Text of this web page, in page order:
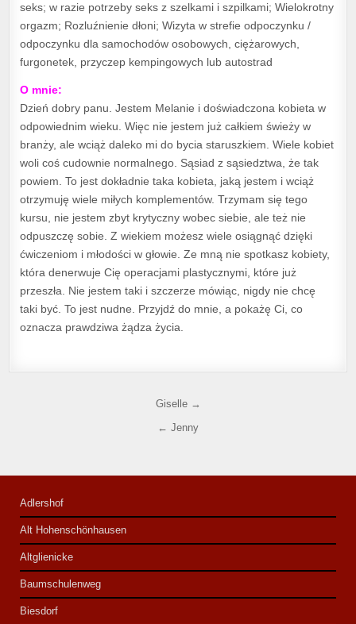
seks; w razie potrzeby seks z szelkami i szpilkami; Wielokrotny
orgazm; Rozluźnienie dłoni; Wizyta w strefie odpoczynku /
odpoczynku dla samochodów osobowych, ciężarowych,
furgonetek, przyczep kempingowych lub autostrad
O mnie:
Dzień dobry panu. Jestem Melanie i doświadczona kobieta w
odpowiednim wieku. Więc nie jestem już całkiem świeży w
branży, ale wciąż daleko mi do bycia staruszkiem. Wiele kobiet
woli coś cudownie normalnego. Sąsiad z sąsiedztwa, że tak
powiem. To jest dokładnie taka kobieta, jaką jestem i wciąż
otrzymuję wiele miłych komplementów. Trzymam się tego
kursu, nie jestem zbyt krytyczny wobec siebie, ale też nie
odpuszczę sobie. Z wiekiem możesz wiele osiągnąć dzięki
ćwiczeniom i młodości w głowie. Ze mną nie spotkasz kobiety,
która denerwuje Cię operacjami plastycznymi, które już
przeszła. Nie jestem taki i szczerze mówiąc, nigdy nie chcę
taki być. To jest nudne. Przyjdź do mnie, a pokażę Ci, co
oznacza prawdziwa żądza życia.
Nawigacja wpisu
Giselle →
← Jenny
Adlershof
Alt Hohenschönhausen
Altglienicke
Baumschulenweg
Biesdorf